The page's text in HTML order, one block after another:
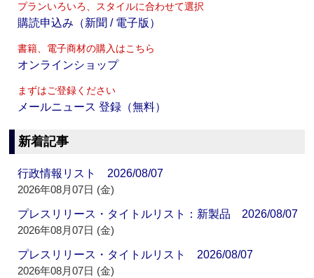
プランいろいろ、スタイルに合わせて選択
購読申込み（新聞 / 電子版）
書籍、電子商材の購入はこちら
オンラインショップ
まずはご登録ください
メールニュース 登録（無料）
新着記事
行政情報リスト 2026/08/07
2026年08月07日 (金)
プレスリリース・タイトルリスト：新製品 2026/08/07
2026年08月07日 (金)
プレスリリース・タイトルリスト 2026/08/07
2026年08月07日 (金)